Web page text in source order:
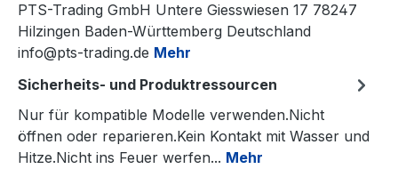
PTS-Trading GmbH Untere Giesswiesen 17 78247
Hilzingen Baden-Württemberg Deutschland
info@pts-trading.de Mehr
Sicherheits- und Produktressourcen
Nur für kompatible Modelle verwenden.Nicht
öffnen oder reparieren.Kein Kontakt mit Wasser und
Hitze.Nicht ins Feuer werfen... Mehr